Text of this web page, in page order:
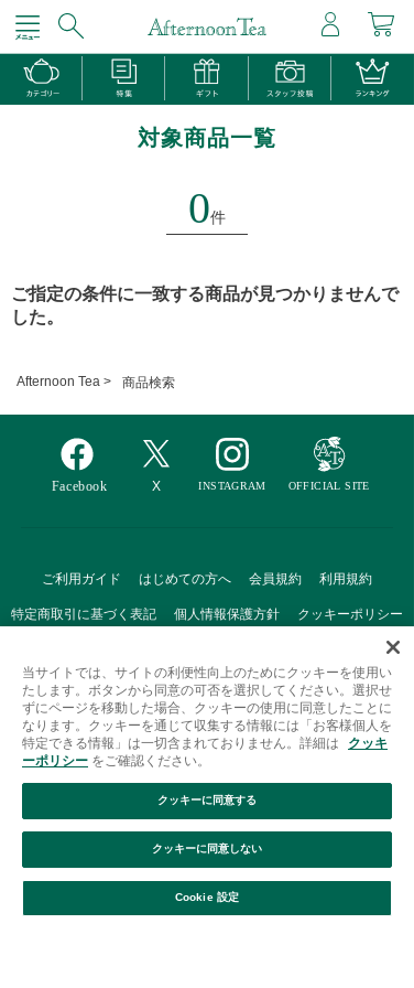
対象商品一覧
0件
絞り込み 並び替え
ご指定の条件に一致する商品が見つかりませんで
した。
Afternoon Tea > 商品検索
ご利用ガイド はじめての方へ 会員規約 利用規約
特定商取引に基づく表記 個人情報保護方針 クッキーポリシー
Afternoon Tea(アフタヌーンティー)公式オンラインストアで
は、
キッチン・ダイニングなどの生活雑貨、紅茶・焼き菓子など、
毎日新商品をご用意しています。
当サイトでは、サイトの利便性向上のためにクッキーを使用い
たします。ボタンから同意の可否を選択してください。選択せ
ずにページを移動した場合、クッキーの使用に同意したことに
なります。クッキーを通じて収集する情報には「お客様個人を
特定できる情報」は一切含まれておりません。詳細は
クッキ
ーポリシー をご確認ください。
Cookie 設定
クッキーに同意しない
クッキーに同意する